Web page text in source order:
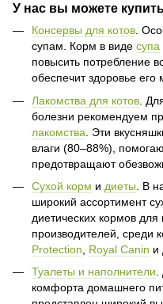
У нас вы можете
Консервы для котов .
супам. Корм в виде супа
повысить потребление
обеспечит здоровье
Лакомства для котов .
болезни рекомендуем
лакомства . Эти
влаги (80–88%),
предотвращают
Сухой корм и диеты . В
широкий ассортимент
диетических кормов для
производителей, среди
Protection
Royal Canin и
Туалеты и наполнители.
комфорта домашнего